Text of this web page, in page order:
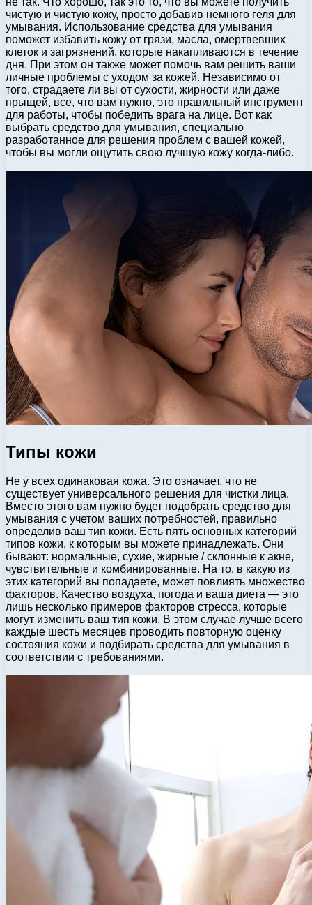
чистую и чистую кожу, просто добавив немного геля для
умывания. Использование средства для умывания
поможет избавить кожу от грязи, масла, омертвевших
клеток и загрязнений, которые накапливаются в течение
дня. При этом он также может помочь вам решить ваши
личные проблемы с уходом за кожей. Независимо от
того, страдаете ли вы от сухости, жирности или даже
прыщей, все, что вам нужно, это правильный инструмент
для работы, чтобы победить врага на лице. Вот как
выбрать средство для умывания, специально
разработанное для решения проблем с вашей кожей,
чтобы вы могли ощутить свою лучшую кожу когда-либо.
Типы кожи
Не у всех одинаковая кожа. Это означает, что не
существует универсального решения для чистки лица.
Вместо этого вам нужно будет подобрать средство для
умывания с учетом ваших потребностей, правильно
определив ваш тип кожи. Есть пять основных категорий
типов кожи, к которым вы можете принадлежать. Они
бывают: нормальные, сухие, жирные / склонные к акне,
чувствительные и комбинированные. На то, в какую из
этих категорий вы попадаете, может повлиять множество
факторов. Качество воздуха, погода и ваша диета — это
лишь несколько примеров факторов стресса, которые
могут изменить ваш тип кожи. В этом случае лучше всего
каждые шесть месяцев проводить повторную оценку
состояния кожи и подбирать средства для умывания в
соответствии с требованиями.